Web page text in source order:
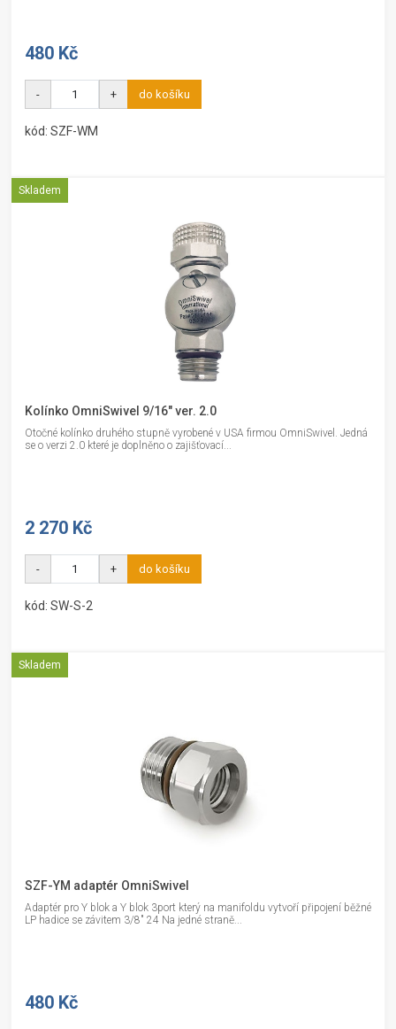
480 Kč
- + do košíku
kód: SZF-WM
Skladem
Kolínko OmniSwivel 9/16" ver. 2.0
Otočné kolínko druhého stupně vyrobené v USA firmou OmniSwivel. Jedná
se o verzi 2.0 které je doplněno o zajišťovací...
2 270 Kč
- + do košíku
kód: SW-S-2
Skladem
SZF-YM adaptér OmniSwivel
Adaptér pro Y blok a Y blok 3port který na manifoldu vytvoří připojení běžné
LP hadice se závitem 3/8" 24 Na jedné straně...
480 Kč